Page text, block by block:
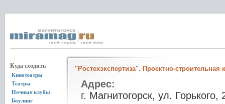
Куда сходить
Кинотеатры
Театры
Ночные клубы
Боулинг
"Ростехэкспертиза". Проектно-строительная
Адрес:
г. Магнитогорск, ул.